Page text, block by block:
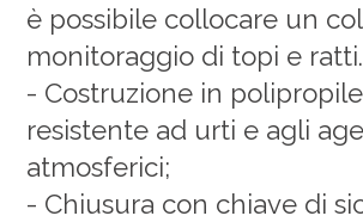
è possibile collocare un
monitoraggio di topi e ratti.
- Costruzione in
resistente ad urti e agli
atmosferici;
- Chiusura con chiave di